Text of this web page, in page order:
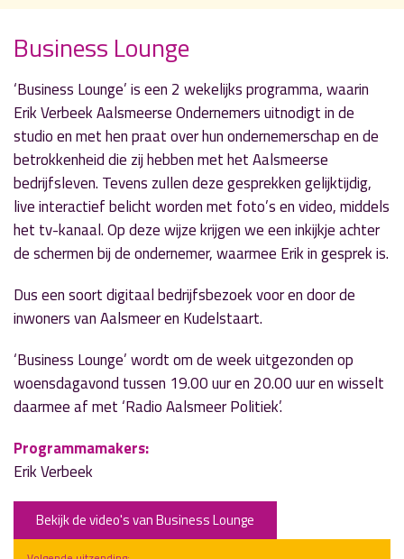
Business Lounge
‘Business Lounge’ is een 2 wekelijks programma, waarin
Erik Verbeek Aalsmeerse Ondernemers uitnodigt in de
studio en met hen praat over hun ondernemerschap en de
betrokkenheid die zij hebben met het Aalsmeerse
bedrijfsleven. Tevens zullen deze gesprekken gelijktijdig,
live interactief belicht worden met foto’s en video, middels
het tv-kanaal. Op deze wijze krijgen we een inkijkje achter
de schermen bij de ondernemer, waarmee Erik in gesprek is.
Dus een soort digitaal bedrijfsbezoek voor en door de
inwoners van Aalsmeer en Kudelstaart.
‘Business Lounge’ wordt om de week uitgezonden op
woensdagavond tussen 19.00 uur en 20.00 uur en wisselt
daarmee af met ‘Radio Aalsmeer Politiek’.
Programmamakers:
Erik Verbeek
Bekijk de video's van Business Lounge